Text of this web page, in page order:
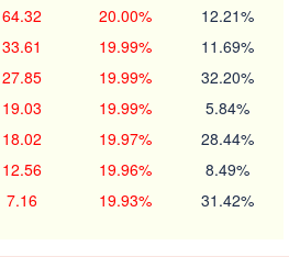
64.32 20.00% 12.21%
33.61 19.99% 11.69%
27.85 19.99% 32.20%
19.03 19.99% 5.84%
18.02 19.97% 28.44%
12.56 19.96% 8.49%
7.16 19.93% 31.42%